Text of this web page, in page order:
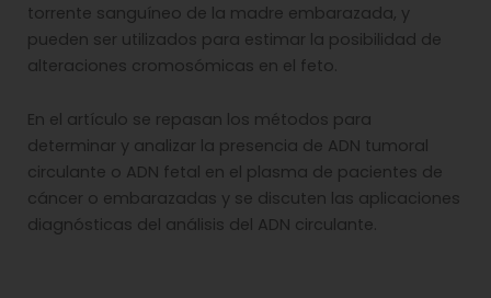
torrente sanguíneo de la madre embarazada, y
pueden ser utilizados para estimar la posibilidad de
alteraciones cromosómicas en el feto.
En el artículo se repasan los métodos para
determinar y analizar la presencia de ADN tumoral
circulante o ADN fetal en el plasma de pacientes de
cáncer o embarazadas y se discuten las aplicaciones
diagnósticas del análisis del ADN circulante.